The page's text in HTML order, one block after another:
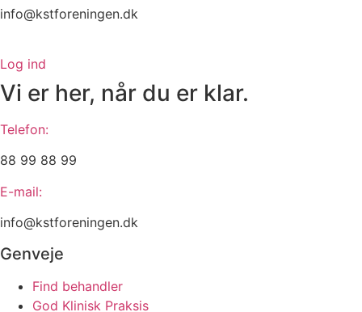
info@kstforeningen.dk
Log ind
Vi er her, når du er klar.
Telefon:
88 99 88 99
E-mail:
info@kstforeningen.dk
Genveje
Find behandler
God Klinisk Praksis